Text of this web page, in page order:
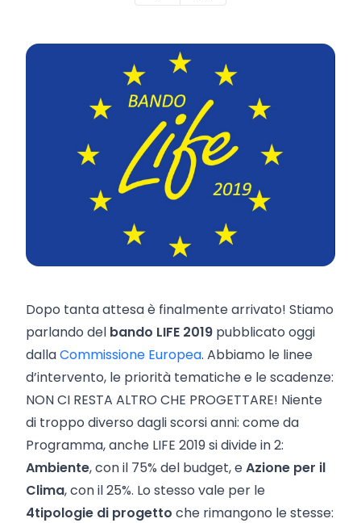
Dopo tanta attesa è finalmente arrivato! Stiamo
parlando del bando LIFE 2019 pubblicato oggi
dallaCommissione Europea. Abbiamo le linee
d’intervento, le priorità tematiche e le scadenze:
NON CI RESTA ALTRO CHE PROGETTARE! Niente
di troppo diverso dagli scorsi anni: come da
Programma, anche LIFE 2019 si divide in 2:
Ambiente, con il 75% del budget, eAzione per il
Clima, con il 25%. Lo stesso vale per le
4tipologie di progetto che rimangono le stesse: